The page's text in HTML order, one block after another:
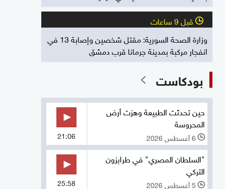
l قبل 9 ساعات
وزارة الصحة السورية: مقتل شخصين وإصابة 13 في
انفجار مركبة بمدينة جرمانا قرب دمشق
بودكاست
حين تحدثت الطبيعة وهزت أرض
المحروسة
l 6 أغسطس 2026 21:06
"السلطان المصري" في طرابزون
التركي
l 5 أغسطس 2026 25:58